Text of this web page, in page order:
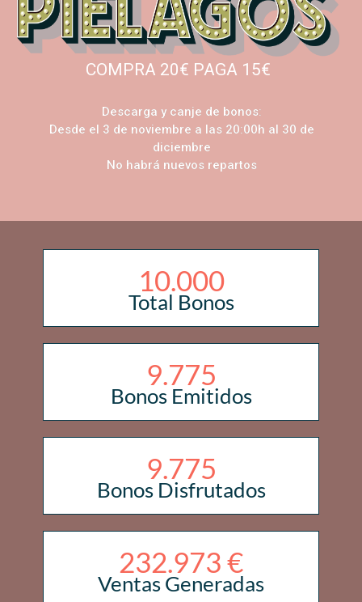
COMPRA 20€ PAGA 15€
Descarga y canje de bonos:
Desde el 3 de noviembre a las 20:00h al 30 de
diciembre
No habrá nuevos repartos
10.000
Total Bonos
9.775
Bonos Emitidos
9.775
Bonos Disfrutados
232.973€
Ventas Generadas